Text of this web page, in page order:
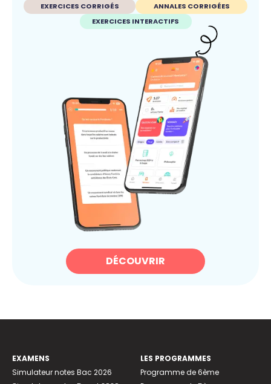
EXERCICES CORRIGÉS
ANNALES CORRIGÉES
EXERCICES INTERACTIFS
DÉCOUVRIR
EXAMENS
Simulateur notes Bac 2026
LES PROGRAMMES
Programme de 6ème